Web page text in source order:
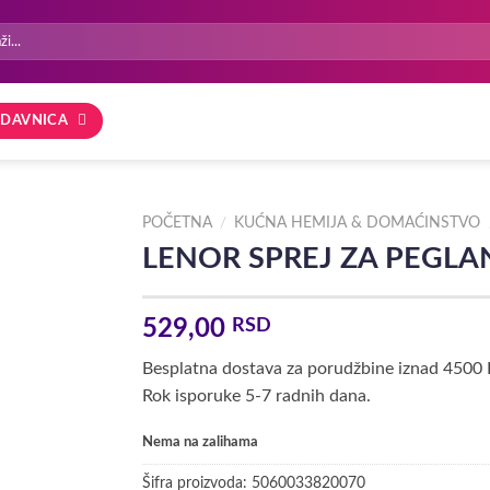
POČETNA / KUĆNA HEMIJA & DOMAĆINSTVO
LENOR SPREJ ZA
529,00 RSD
Besplatna dostava za porudžbine iznad 4500
Rok isporuke 5-7 radnih dana.
Nema na zalihama
Šifra proizvoda: 5060033820070